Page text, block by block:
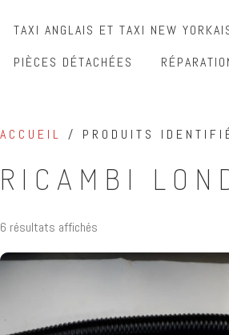
TAXI ANGLAIS ET TAXI NEW
PIÈCES DÉTACHÉES
ACCUEIL / PRODUITS
RICAMBI
6 résultats affichés